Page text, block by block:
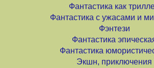
Фантастика как
Фантастика с ужасами и
Фэнтези
Фантастика
Фантастика
Экшн, приключения